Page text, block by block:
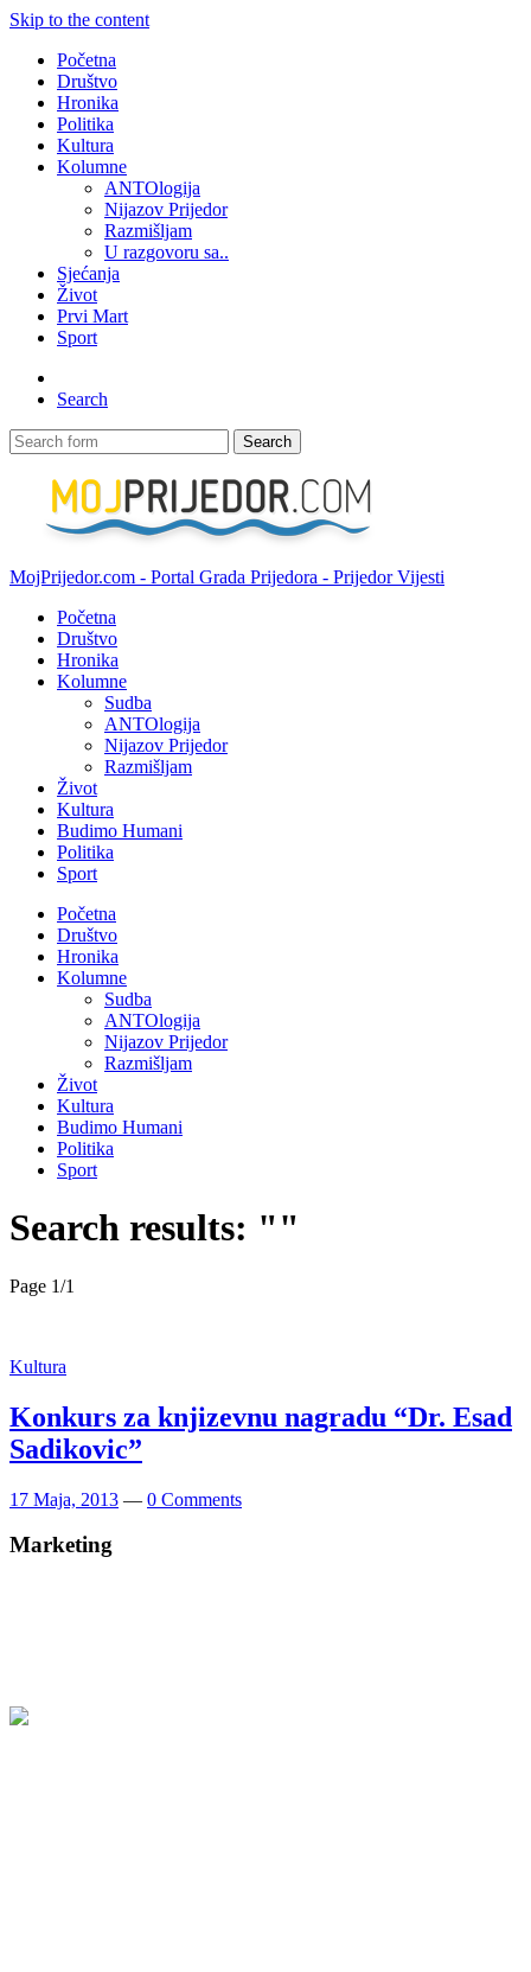
Skip to the content
Početna
Društvo
Hronika
Politika
Kultura
Kolumne
ANTOlogija
Nijazov Prijedor
Razmišljam
U razgovoru sa..
Sjećanja
Život
Prvi Mart
Sport
Search
Search
MojPrijedor.com - Portal Grada Prijedora - Prijedor Vijesti
Početna
Društvo
Hronika
Kolumne
Sudba
ANTOlogija
Nijazov Prijedor
Razmišljam
Život
Kultura
Budimo Humani
Politika
Sport
Početna
Društvo
Hronika
Kolumne
Sudba
ANTOlogija
Nijazov Prijedor
Razmišljam
Život
Kultura
Budimo Humani
Politika
Sport
Search results: ""
Page 1/1
Kultura
Konkurs za knjizevnu nagradu “Dr. Esad
Sadikovic”
17 Maja, 2013 — 0 Comments
Marketing